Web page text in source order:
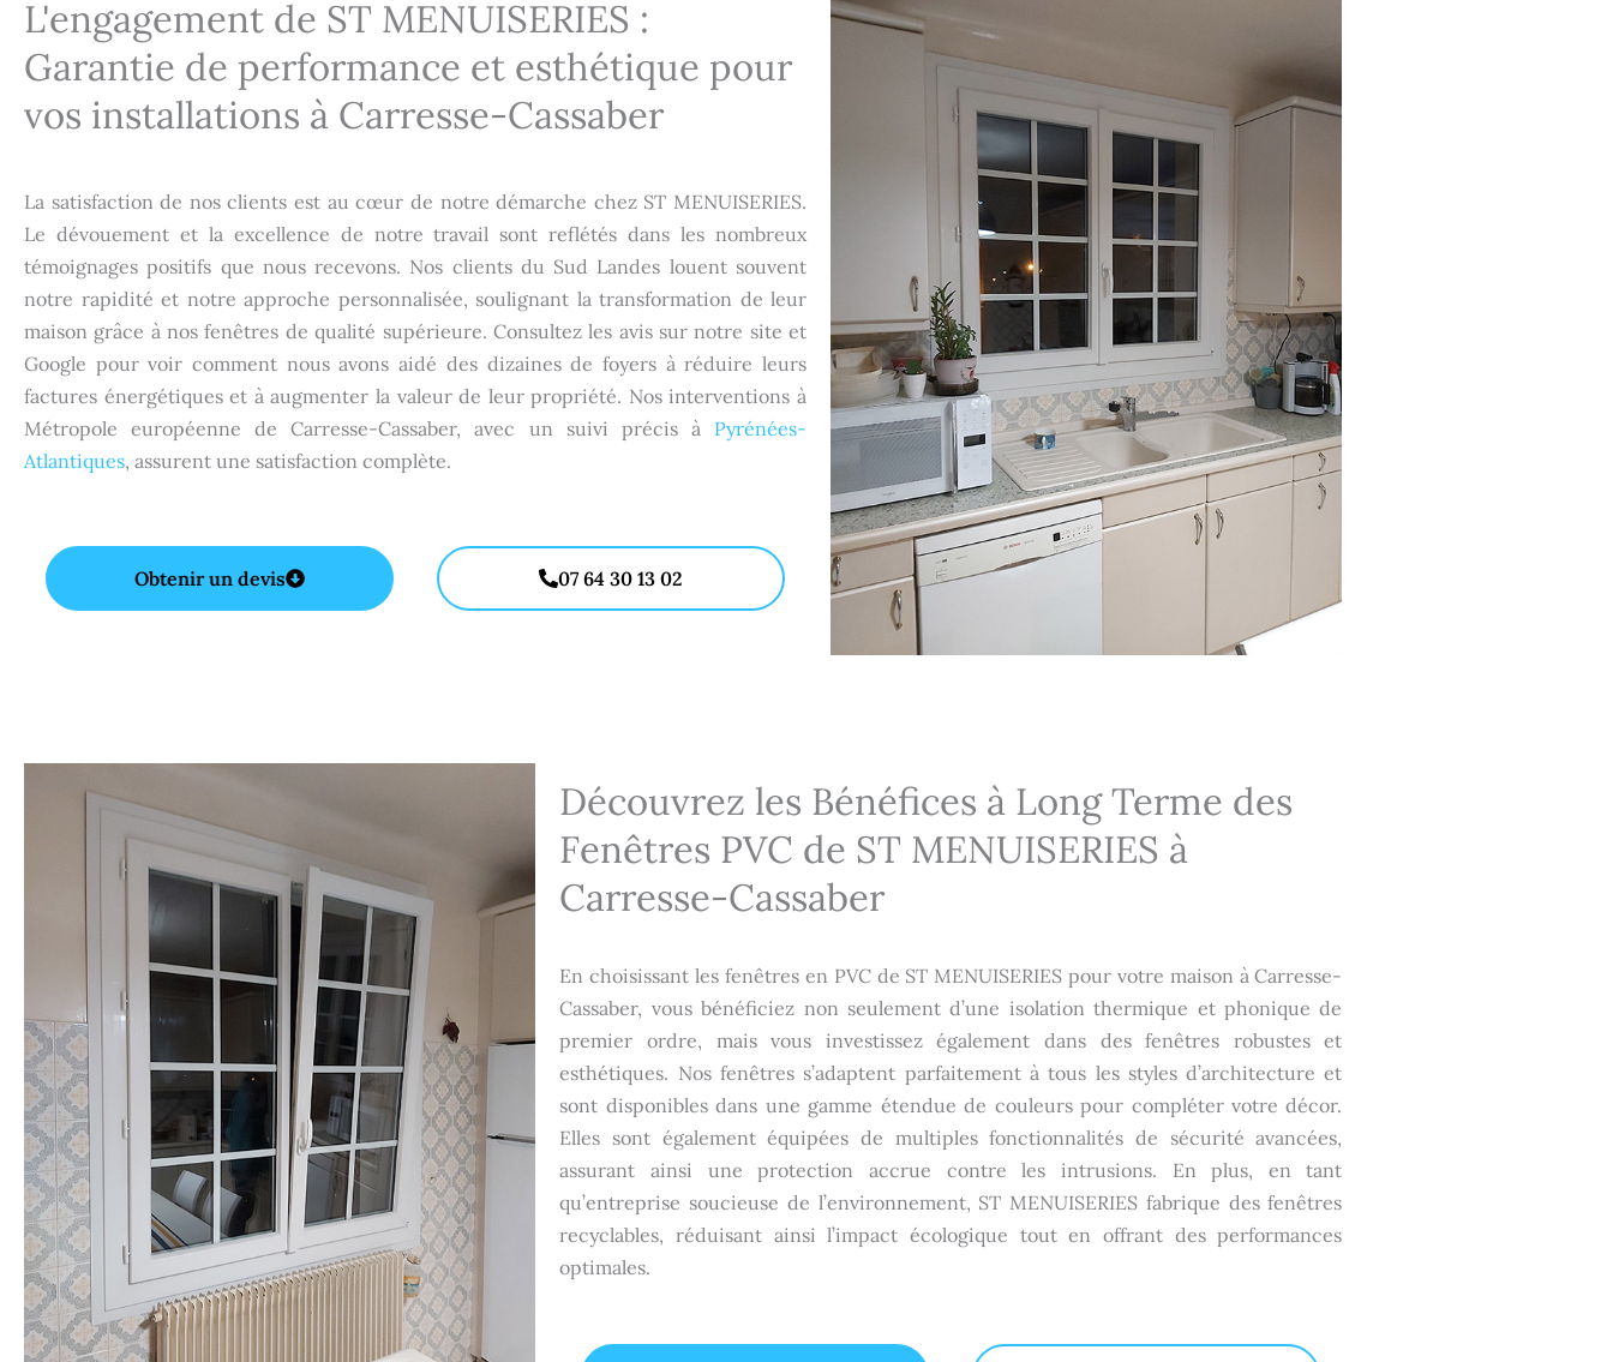
L'engagement de ST MENUISERIES :
Garantie de performance et esthétique pour
vos installations à Carresse-Cassaber
La satisfaction de nos clients est au cœur de notre démarche chez ST MENUISERIES.
Le dévouement et la excellence de notre travail sont reflétés dans les nombreux
témoignages positifs que nous recevons. Nos clients du Sud Landes louent souvent
notre rapidité et notre approche personnalisée, soulignant la transformation de leur
maison grâce à nos fenêtres de qualité supérieure. Consultez les avis sur notre site et
Google pour voir comment nous avons aidé des dizaines de foyers à réduire leurs
factures énergétiques et à augmenter la valeur de leur propriété. Nos interventions à
Métropole européenne de Carresse-Cassaber, avec un suivi précis à Pyrénées-
Atlantiques, assurent une satisfaction complète.
Obtenir un devis 07 64 30 13 02
Découvrez les Bénéfices à Long Terme des
Fenêtres PVC de ST MENUISERIES à
Carresse-Cassaber
En choisissant les fenêtres en PVC de ST MENUISERIES pour votre maison à Carresse-
Cassaber, vous bénéficiez non seulement d’une isolation thermique et phonique de
premier ordre, mais vous investissez également dans des fenêtres robustes et
esthétiques. Nos fenêtres s’adaptent parfaitement à tous les styles d’architecture et
sont disponibles dans une gamme étendue de couleurs pour compléter votre décor.
Elles sont également équipées de multiples fonctionnalités de sécurité avancées,
assurant ainsi une protection accrue contre les intrusions. En plus, en tant
qu’entreprise soucieuse de l’environnement, ST MENUISERIES fabrique des fenêtres
recyclables, réduisant ainsi l’impact écologique tout en offrant des performances
optimales.